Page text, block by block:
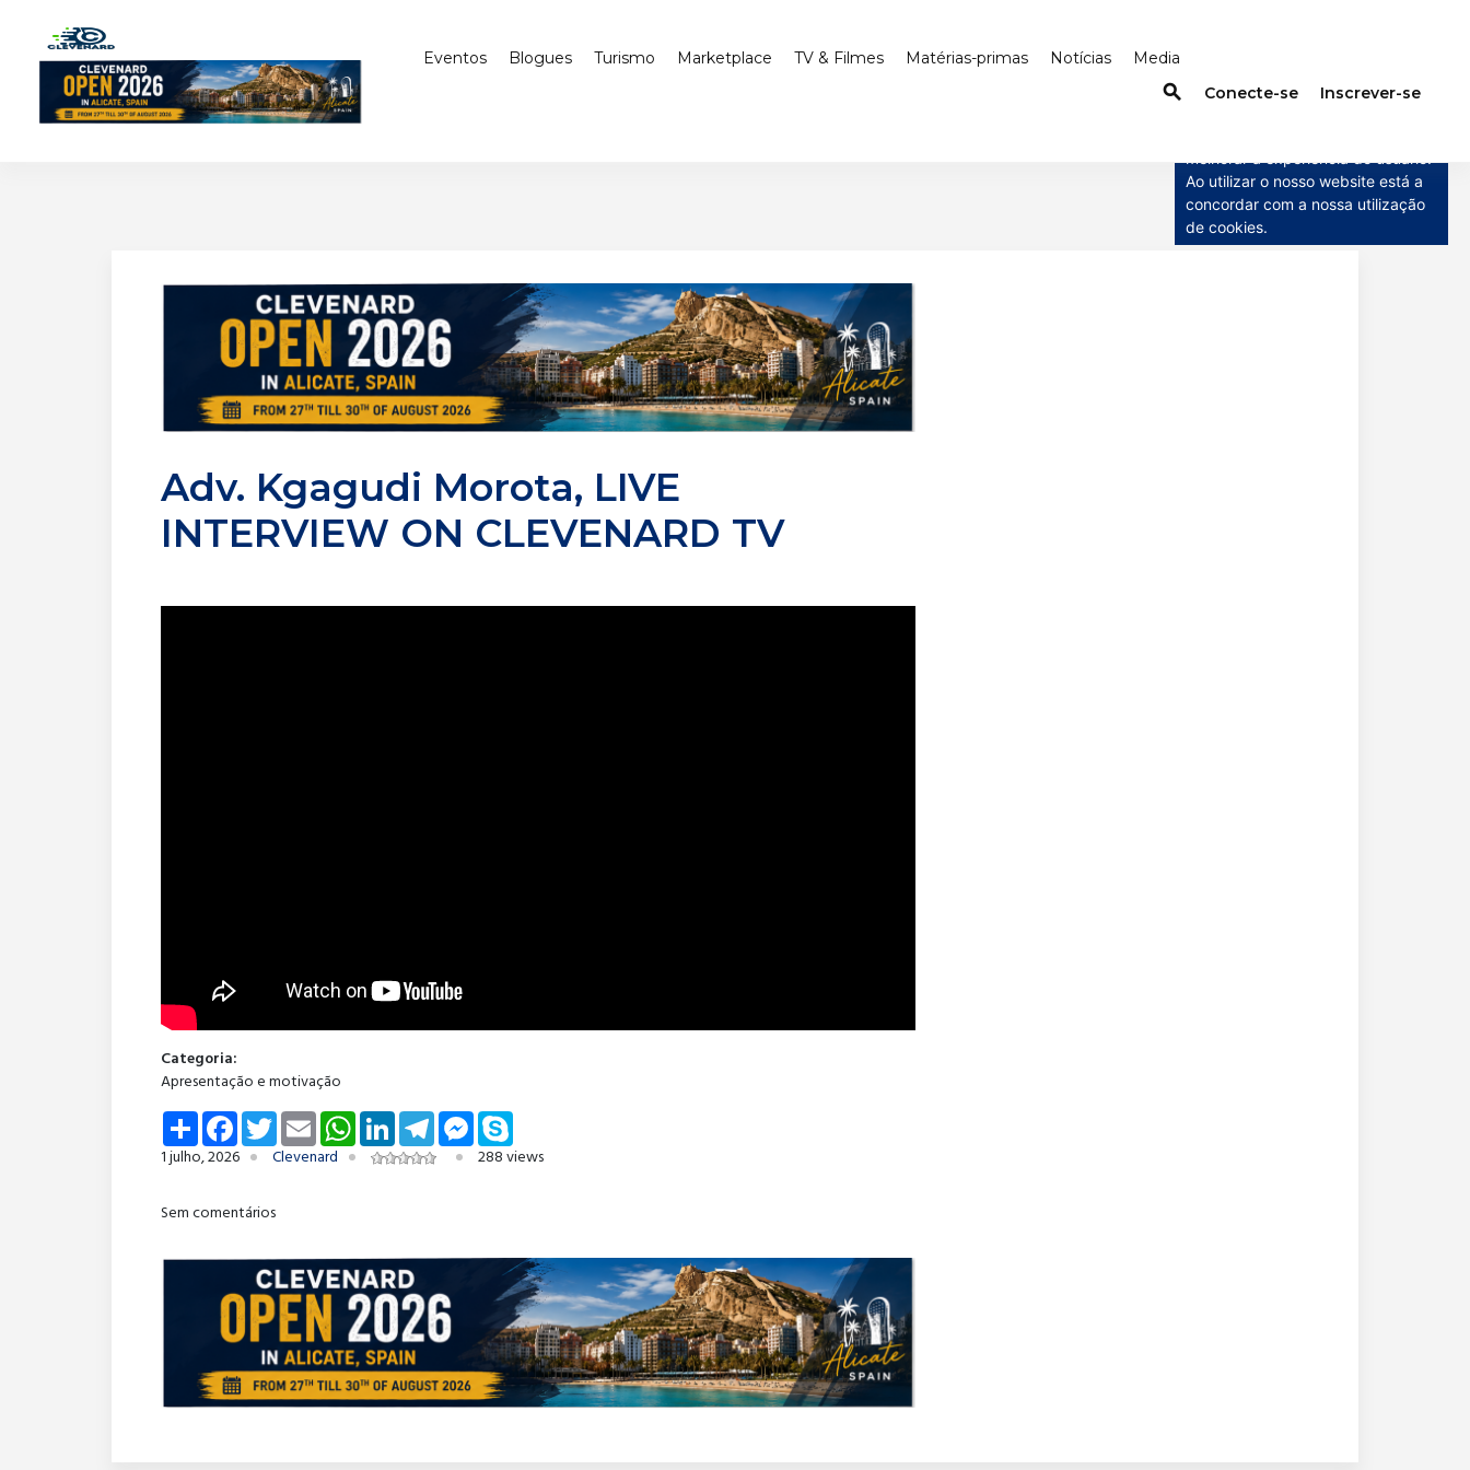
Eventos Blogues Turismo Marketplace TV & Filmes Matérias-primas Notícias Media
search Conecte-se Inscrever-se
Adv. Kgagudi Morota, LIVE
INTERVIEW ON CLEVENARD TV
Categoria:
Apresentação e motivação
Share FacebookTwitterEmail WhatsAppLinkedInTelegramMessenger
1 julho, 2026
Clevenard 288 views
Sem comentários
Este site usa cookies
Ao utilizar o nosso website está a
concordar com a nossa utilização
de cookies.